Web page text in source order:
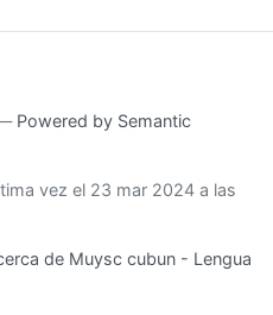
Powered by Semantic
vez el 23 mar 2024 a las
de Muysc cubun - Lengua